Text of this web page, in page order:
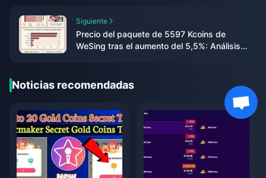
Siguiente
Precio del paquete de 5597 Kcoins de
WeSing tras el aumento del 5,5%: Análisis
Noticias recomendadas